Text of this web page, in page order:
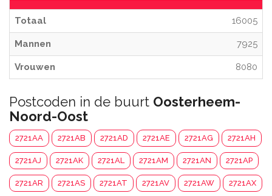
Totaal 16005
Mannen 7925
Vrouwen 8080
Postcoden in de buurt Oosterheem-
Noord-Oost
2721AA 2721AB 2721AD 2721AE 2721AG 2721AH
2721AJ 2721AK 2721AL 2721AM 2721AN 2721AP
2721AR 2721AS 2721AT 2721AV 2721AW 2721AX